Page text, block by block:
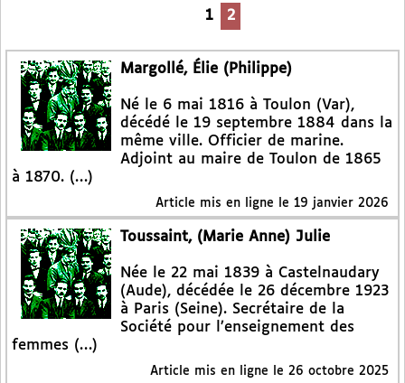
1 2
Margollé, Élie (Philippe)
Né le 6 mai 1816 à Toulon (Var),
décédé le 19 septembre 1884 dans la
même ville. Officier de marine.
Adjoint au maire de Toulon de 1865
à 1870. (…)
Article mis en ligne le 19 janvier 2026
Toussaint, (Marie Anne) Julie
Née le 22 mai 1839 à Castelnaudary
(Aude), décédée le 26 décembre 1923
à Paris (Seine). Secrétaire de la
Société pour l’enseignement des
femmes (…)
Article mis en ligne le 26 octobre 2025